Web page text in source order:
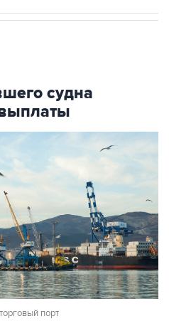
судна
порт